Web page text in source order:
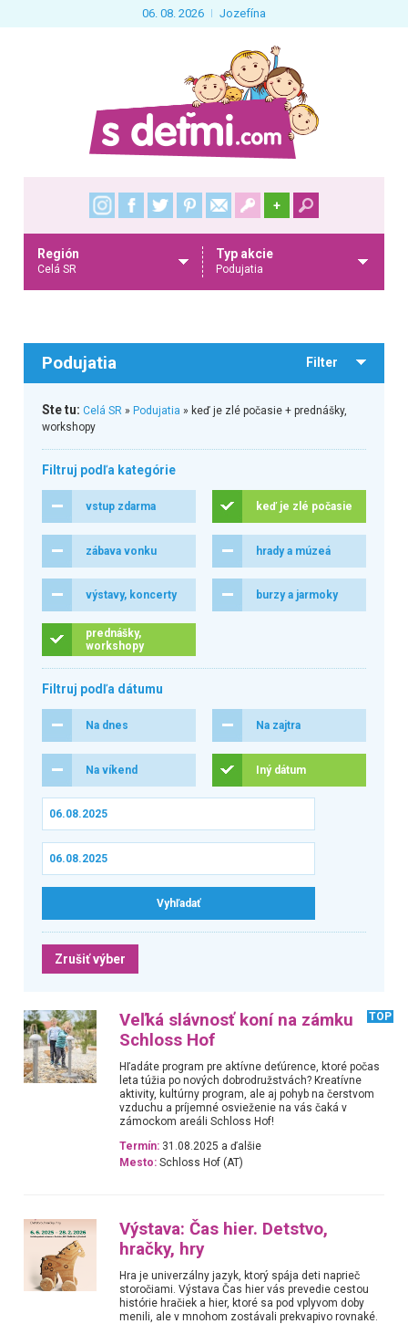
06. 08. 2026 Jozefína
+
Región
Celá SR
Typ akcie
Podujatia
Podujatia Filter
Ste tu: Celá SR» Podujatia » keď je zlé počasie + prednášky,
workshopy
Filtruj podľa kategórie
vstup zdarma keď je zlé počasie
zábava vonku hrady a múzeá
výstavy, koncerty burzy a jarmoky
prednášky,
workshopy
Filtruj podľa dátumu
Na dnes Na zajtra
Na víkend Iný dátum
Zrušiť výber
Veľká slávnosť koní na zámku
Schloss Hof
TOP
Hľadáte program pre aktívne deťúrence, ktoré počas
leta túžia po nových dobrodružstvách? Kreatívne
aktivity, kultúrny program, ale aj pohyb na čerstvom
vzduchu a príjemné osvieženie na vás čaká v
zámockom areáli Schloss Hof!
Termín: 31.08.2025 a ďalšie
Mesto: Schloss Hof (AT)
Výstava: Čas hier. Detstvo,
hračky, hry
Hra je univerzálny jazyk, ktorý spája deti naprieč
storočiami. Výstava Čas hier vás prevedie cestou
histórie hračiek a hier, ktoré sa pod vplyvom doby
menili, ale v mnohom zostávali prekvapivo rovnaké.